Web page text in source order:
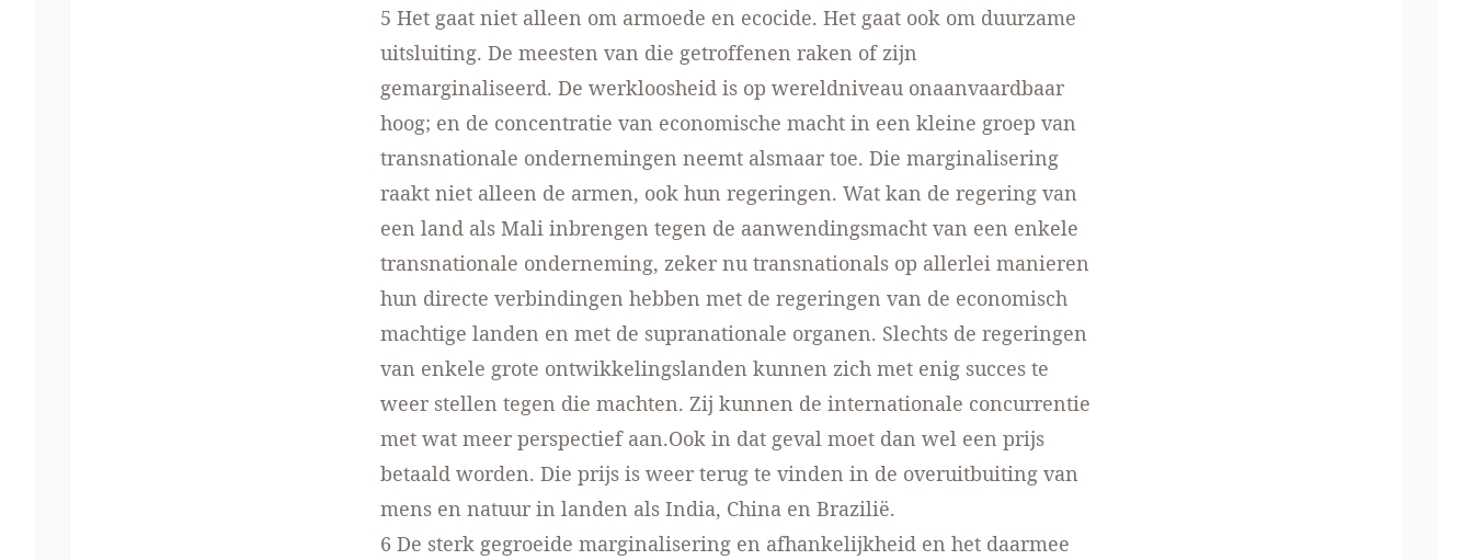
5 Het gaat niet alleen om armoede en ecocide. Het gaat ook om duurzame
uitsluiting. De meesten van die getroffenen raken of zijn
gemarginaliseerd. De werkloosheid is op wereldniveau onaanvaardbaar
hoog; en de concentratie van economische macht in een kleine groep van
transnationale ondernemingen neemt alsmaar toe. Die marginalisering
raakt niet alleen de armen, ook hun regeringen. Wat kan de regering van
een land als Mali inbrengen tegen de aanwendingsmacht van een enkele
transnationale onderneming, zeker nu transnationals op allerlei manieren
hun directe verbindingen hebben met de regeringen van de economisch
machtige landen en met de supranationale organen. Slechts de regeringen
van enkele grote ontwikkelingslanden kunnen zich met enig succes te
weer stellen tegen die machten. Zij kunnen de internationale concurrentie
met wat meer perspectief aan.Ook in dat geval moet dan wel een prijs
betaald worden. Die prijs is weer terug te vinden in de overuitbuiting van
mens en natuur in landen als India, China en Brazilië.
6 De sterk gegroeide marginalisering en afhankelijkheid en het daarmee